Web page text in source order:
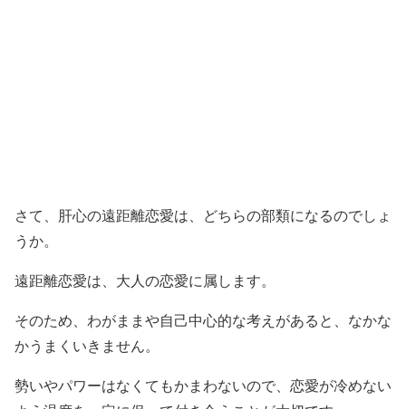
さて、肝心の遠距離恋愛は、どちらの部類になるのでしょ
うか。
遠距離恋愛は、大人の恋愛に属します。
そのため、わがままや自己中心的な考えがあると、なかな
かうまくいきません。
勢いやパワーはなくてもかまわないので、恋愛が冷めない